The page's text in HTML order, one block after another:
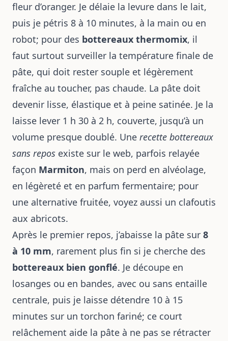
fleur d’oranger. Je délaie la levure dans le lait,
puis je pétris 8 à 10 minutes, à la main ou en
robot; pour des bottereaux thermomix, il
faut surtout surveiller la température finale de
pâte, qui doit rester souple et légèrement
fraîche au toucher, pas chaude. La pâte doit
devenir lisse, élastique et à peine satinée. Je la
laisse lever 1 h 30 à 2 h, couverte, jusqu’à un
volume presque doublé. Une recette bottereaux
sans repos existe sur le web, parfois relayée
façon Marmiton, mais on perd en alvéolage,
en légèreté et en parfum fermentaire; pour
une alternative fruitée, voyez aussi un clafoutis
aux abricots.
Après le premier repos, j’abaisse la pâte sur 8
à 10 mm, rarement plus fin si je cherche des
bottereaux bien gonflé. Je découpe en
losanges ou en bandes, avec ou sans entaille
centrale, puis je laisse détendre 10 à 15
minutes sur un torchon fariné; ce court
relâchement aide la pâte à ne pas se rétracter